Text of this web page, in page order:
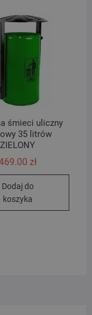
śmieci uliczny
35 litrów
ZIELONY
zł
Dodaj do
koszyka